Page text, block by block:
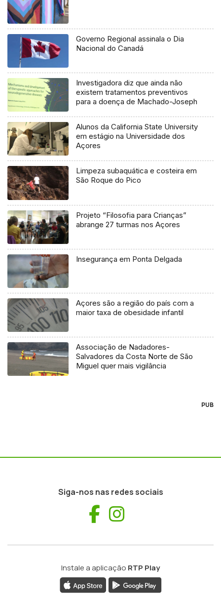
Governo Regional assinala o Dia
Nacional do Canadá
Investigadora diz que ainda não
existem tratamentos preventivos
para a doença de Machado-Joseph
Alunos da California State University
em estágio na Universidade dos
Açores
Limpeza subaquática e costeira em
São Roque do Pico
Projeto “Filosofia para Crianças”
abrange 27 turmas nos Açores
Insegurança em Ponta Delgada
Açores são a região do país com a
maior taxa de obesidade infantil
Associação de Nadadores-
Salvadores da Costa Norte de São
Miguel quer mais vigilância
PUB
Siga-nos nas redes sociais
Facebook
Instale a aplicação RTP Play